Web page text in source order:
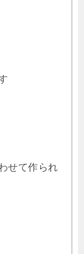
せて作られ